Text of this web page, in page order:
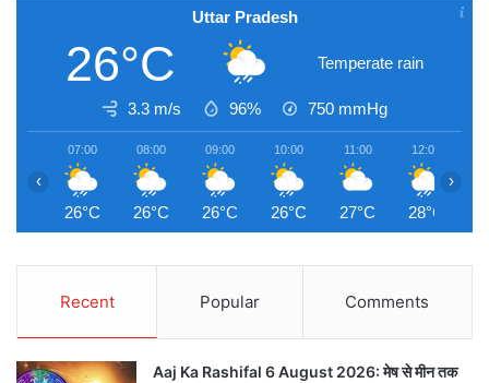
Uttar Pradesh
26°C Temperate rain
3.3 m/s 96% 750 mmHg
07:00
26°C
08:00
26°C
09:00
26°C
10:00
26°C
11:00
27°C
12:00
28°C
‹ ›
Recent Popular Comments
Aaj Ka Rashifal 6 August 2026: मेष से मीन तक